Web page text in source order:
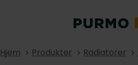
Hjem Produkter Radiatorer